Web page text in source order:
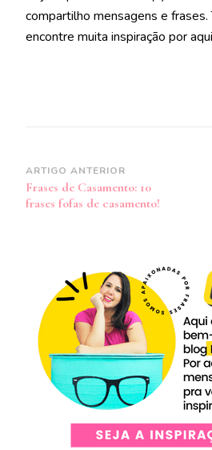
compartilho mensagens e frases.
encontre muita inspiração por
Navegação
de
ARTIGO ANTERIOR
Frases de Casamento: 10
frases fofas de casamento!